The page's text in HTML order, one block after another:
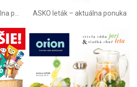
Hornbach leták – aktuálna ponuka ASKO leták – aktuálna ponuka